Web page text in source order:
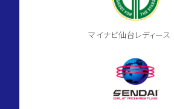
マイナビ仙台レディース